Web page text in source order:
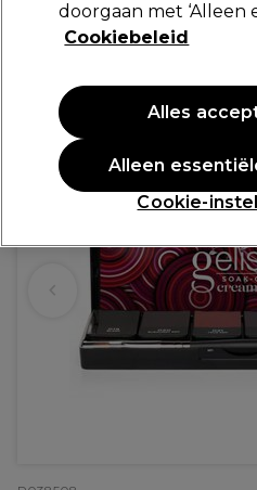
26,95 €
doorgaan met ‘Alleen
Cookiebeleid
Cookie-
Alleen
Alles